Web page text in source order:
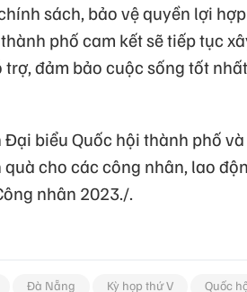
sách, bảo vệ quyền lợi
phố cam kết sẽ tiếp tục
trợ, đảm bảo cuộc sống tốt
Đại biểu Quốc hội thành phố
cho các công nhân, lao
nhân 2023./.
Đà Nẵng Kỳ họp thứ V Quốc